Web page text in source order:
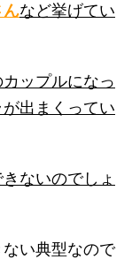
んなど挙げてい
ップルになっ
出まくってい
ないのでしょ
い典型なので